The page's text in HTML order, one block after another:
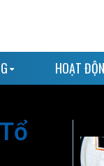
HOẠT